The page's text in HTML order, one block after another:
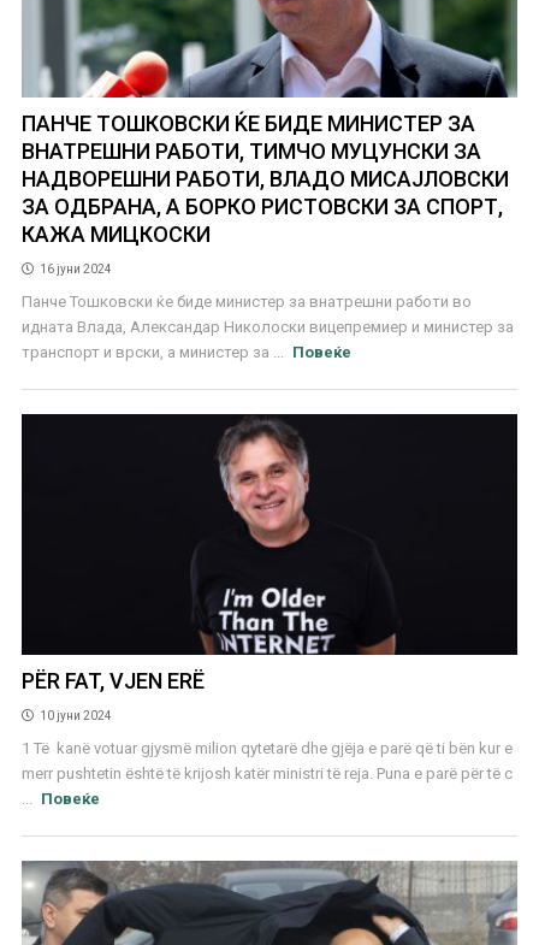
ПАНЧЕ ТОШКОВСКИ ЌЕ БИДЕ МИНИСТЕР ЗА
ВНАТРЕШНИ РАБОТИ, ТИМЧО МУЦУНСКИ ЗА
НАДВОРЕШНИ РАБОТИ, ВЛАДО МИСАЈЛОВСКИ
ЗА ОДБРАНА, А БОРКО РИСТОВСКИ ЗА СПОРТ,
КАЖА МИЦКОСКИ
16 јуни 2024
Панче Тошковски ќе биде министер за внатрешни работи во
идната Влада, Александар Николоски вицепремиер и министер за
транспорт и врски, а министер за ...
Повеќе
PËR FAT, VJEN ERË
10 јуни 2024
1 Të kanë votuar gjysmë milion qytetarë dhe gjëja e parë që ti bën kur e
merr pushtetin është të krijosh katër ministri të reja. Puna e parë për të c
Повеќе